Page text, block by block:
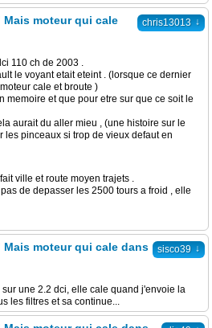
chris13013 ↓
moteur qui cale
110 ch de 2003 .
le voyant etait eteint . (lorsque ce dernier
cale et broute )
memoire et que pour etre sur que ce soit le
aurait du aller mieu , (une histoire sur le
les pinceaux si trop de vieux defaut en
ville et route moyen trajets .
de depasser les 2500 tours a froid , elle
sisco39 ↓
moteur qui cale dans
une 2.2 dci, elle cale quand j'envoie la
les filtres et sa continue...